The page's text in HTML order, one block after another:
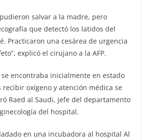
salvar a la madre, pero
que detectó los latidos del
Practicaron una cesárea de urgencia
explicó el cirujano a la AFP.
encontraba inicialmente en estado
oxígeno y atención médica se
Raed al Saudi, jefe del departamento
del hospital.
en una incubadora al hospital Al